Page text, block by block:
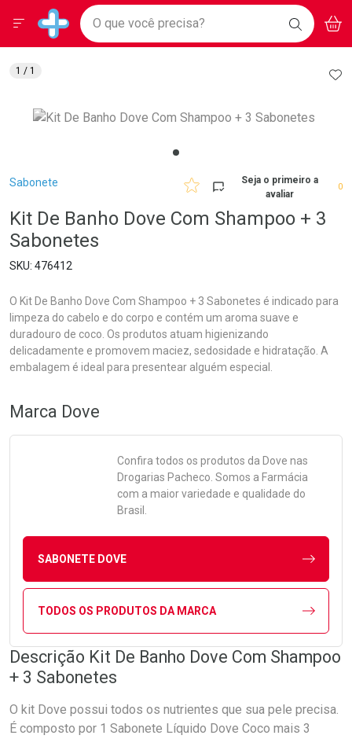
Drogarias Pacheco
Baixe nosso APP e aproveite Ofertas Exclusivas!
BAIXE
O APP
Ir direto para a home
pela página
Ir direto para o conteúdo
Ir direto para a busca
Ir direto para a conta
Ir direto para a notificações
Ir direto para o carrinho
Faça a sua busca
O que você precisa? BUSCAR
Menu
Breadcrumb
Sabonete
Seja o primeiro a
avaliar
0
Kit De Banho Dove Com Shampoo + 3
Sabonetes
476412
O Kit De Banho Dove Com Shampoo + 3 Sabonetes é indicado para
limpeza do cabelo e do corpo e contém um aroma suave e
duradouro de coco. Os produtos atuam higienizando
delicadamente e promovem maciez, sedosidade e hidratação. A
embalagem é ideal para presentear alguém especial.
1 / 1
Marca Dove
Confira todos os produtos da Dove nas
Drogarias Pacheco. Somos a Farmácia
com a maior variedade e qualidade do
Brasil.
SABONETE DOVE
TODOS OS PRODUTOS DA MARCA
Descrição Kit De Banho Dove Com Shampoo
+ 3 Sabonetes
O kit Dove possui todos os nutrientes que sua pele precisa.
É composto por 1 Sabonete Líquido Dove Coco mais 3